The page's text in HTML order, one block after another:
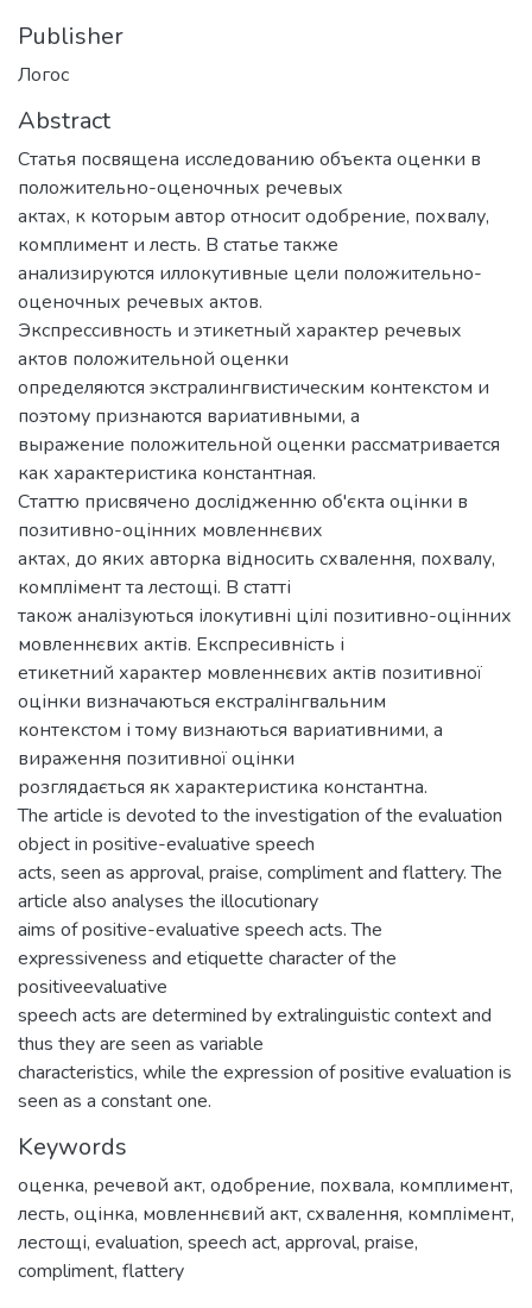
Publisher
Логос
Abstract
Статья посвящена исследованию объекта оценки в
положительно-оценочных речевых
актах, к которым автор относит одобрение, похвалу,
комплимент и лесть. В статье также
анализируются иллокутивные цели положительно-
оценочных речевых актов.
Экспрессивность и этикетный характер речевых
актов положительной оценки
определяются экстралингвистическим контекстом и
поэтому признаются вариативными, а
выражение положительной оценки рассматривается
как характеристика константная.
Статтю присвячено дослідженню об'єкта оцінки в
позитивно-оцінних мовленнєвих
актах, до яких авторка відносить схвалення, похвалу,
комплімент та лестощі. В статті
також аналізуються ілокутивні цілі позитивно-оцінних
мовленнєвих актів. Експресивність і
етикетний характер мовленнєвих актів позитивної
оцінки визначаються екстралінгвальним
контекстом і тому визнаються вариативними, а
вираження позитивної оцінки
розглядається як характеристика константна.
The article is devoted to the investigation of the evaluation
object in positive-evaluative speech
acts, seen as approval, praise, compliment and flattery. The
article also analyses the illocutionary
aims of positive-evaluative speech acts. The
expressiveness and etiquette character of the
positiveevaluative
speech acts are determined by extralinguistic context and
thus they are seen as variable
characteristics, while the expression of positive evaluation is
seen as a constant one.
Keywords
оценка, речевой акт, одобрение, похвала, комплимент,
лесть, оцінка, мовленнєвий акт, схвалення, комплімент,
лестощі, evaluation, speech act, approval, praise,
compliment, flattery